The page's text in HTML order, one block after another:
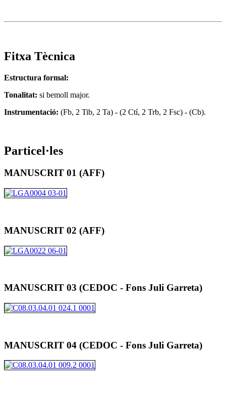
Fitxa Tècnica
Estructura formal:
Tonalitat: si bemoll major.
Instrumentació: (Fb, 2 Tib, 2 Ta) - (2 Ctí, 2 Trb, 2 Fsc) - (Cb).
Particel·les
MANUSCRIT 01 (AFF)
MANUSCRIT 02 (AFF)
MANUSCRIT 03 (CEDOC - Fons Juli Garreta)
MANUSCRIT 04 (CEDOC - Fons Juli Garreta)